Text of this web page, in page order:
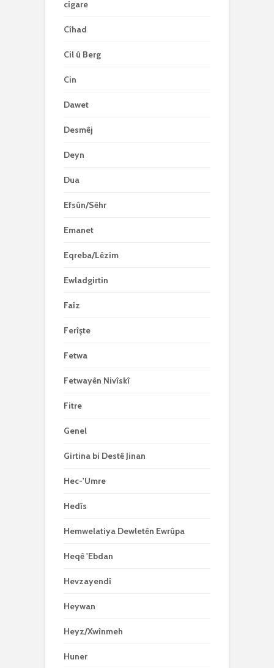
cigare
Cîhad
Cil û Berg
Cin
Dawet
Desmêj
Deyn
Dua
Efsûn/Sêhr
Emanet
Eqreba/Lêzim
Ewladgirtin
Faîz
Ferîşte
Fetwa
Fetwayên Nivîskî
Fitre
Genel
Girtina bi Destê Jinan
Hec-'Umre
Hedîs
Hemwelatiya Dewletên Ewrûpa
Heqê 'Ebdan
Hevzayendî
Heywan
Heyz/Xwînmeh
Huner